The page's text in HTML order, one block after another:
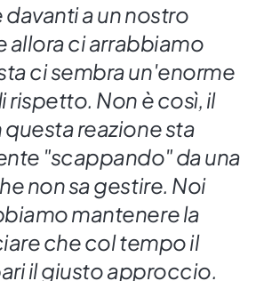
a un nostro
allora ci arrabbiamo
ci sembra un'enorme
rispetto. Non è così, il
reazione sta
"scappando" da una
non sa gestire. Noi
mantenere la
che col tempo il
il giusto approccio.